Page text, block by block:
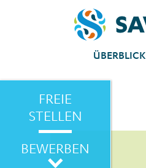
FREIE
STELLEN
BEWERBEN
ÜBERBLICK